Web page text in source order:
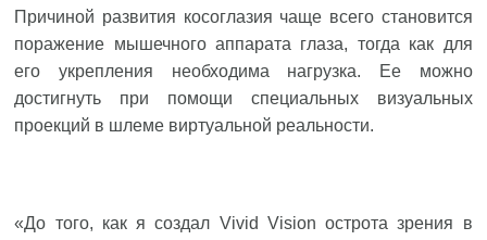
Причиной развития косоглазия чаще всего становится
поражение мышечного аппарата глаза, тогда как для
его укрепления необходима нагрузка. Ее можно
достигнуть при помощи специальных визуальных
проекций в шлеме виртуальной реальности.
«До того, как я создал Vivid Vision острота зрения в